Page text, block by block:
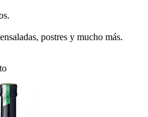
postres y mucho más.